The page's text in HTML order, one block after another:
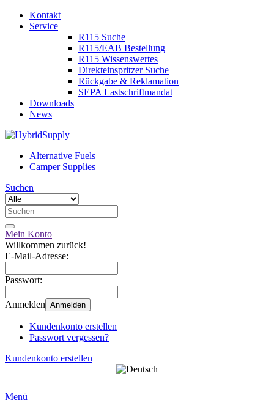
Kontakt
Service
R115 Suche
R115/EAB Bestellung
R115 Wissenswertes
Direkteinspritzer Suche
Rückgabe & Reklamation
SEPA Lastschriftmandat
Downloads
News
Alternative Fuels
Camper Supplies
Suchen
Mein Konto
Willkommen zurück!
E-Mail-Adresse:
Passwort:
Anmelden Anmelden
Kundenkonto erstellen
Passwort vergessen?
Kundenkonto erstellen
Menü